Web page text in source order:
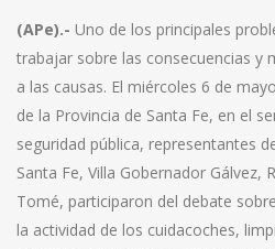
(APe).- Uno de los principales
trabajar sobre las consecuencias y
a las causas. El miércoles 6 de
de la Provincia de Santa Fe, en el
seguridad pública, representantes
Santa Fe, Villa Gobernador Gálvez,
Tomé, participaron del debate
la actividad de los cuidacoches,